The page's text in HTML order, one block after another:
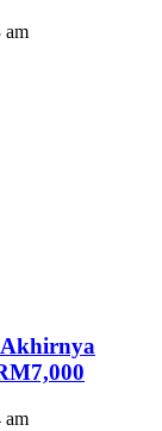
am
am